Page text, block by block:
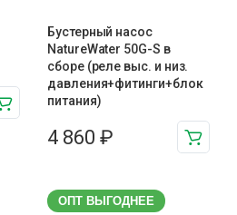
Бустерный насос
NatureWater 50G-S в
сборе (реле выс. и низ.
давления+фитинги+блок
питания)
4 860 ₽
ОПТ ВЫГОДНЕЕ